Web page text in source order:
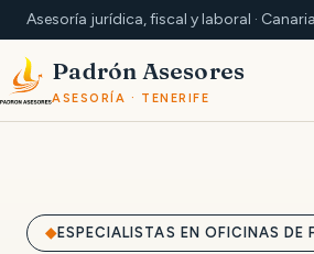
Asesoría jurídica, fiscal y laboral ·
Padrón Asesores
ASESORÍA · TENERIFE
ESPECIALISTAS EN OFICINAS DE